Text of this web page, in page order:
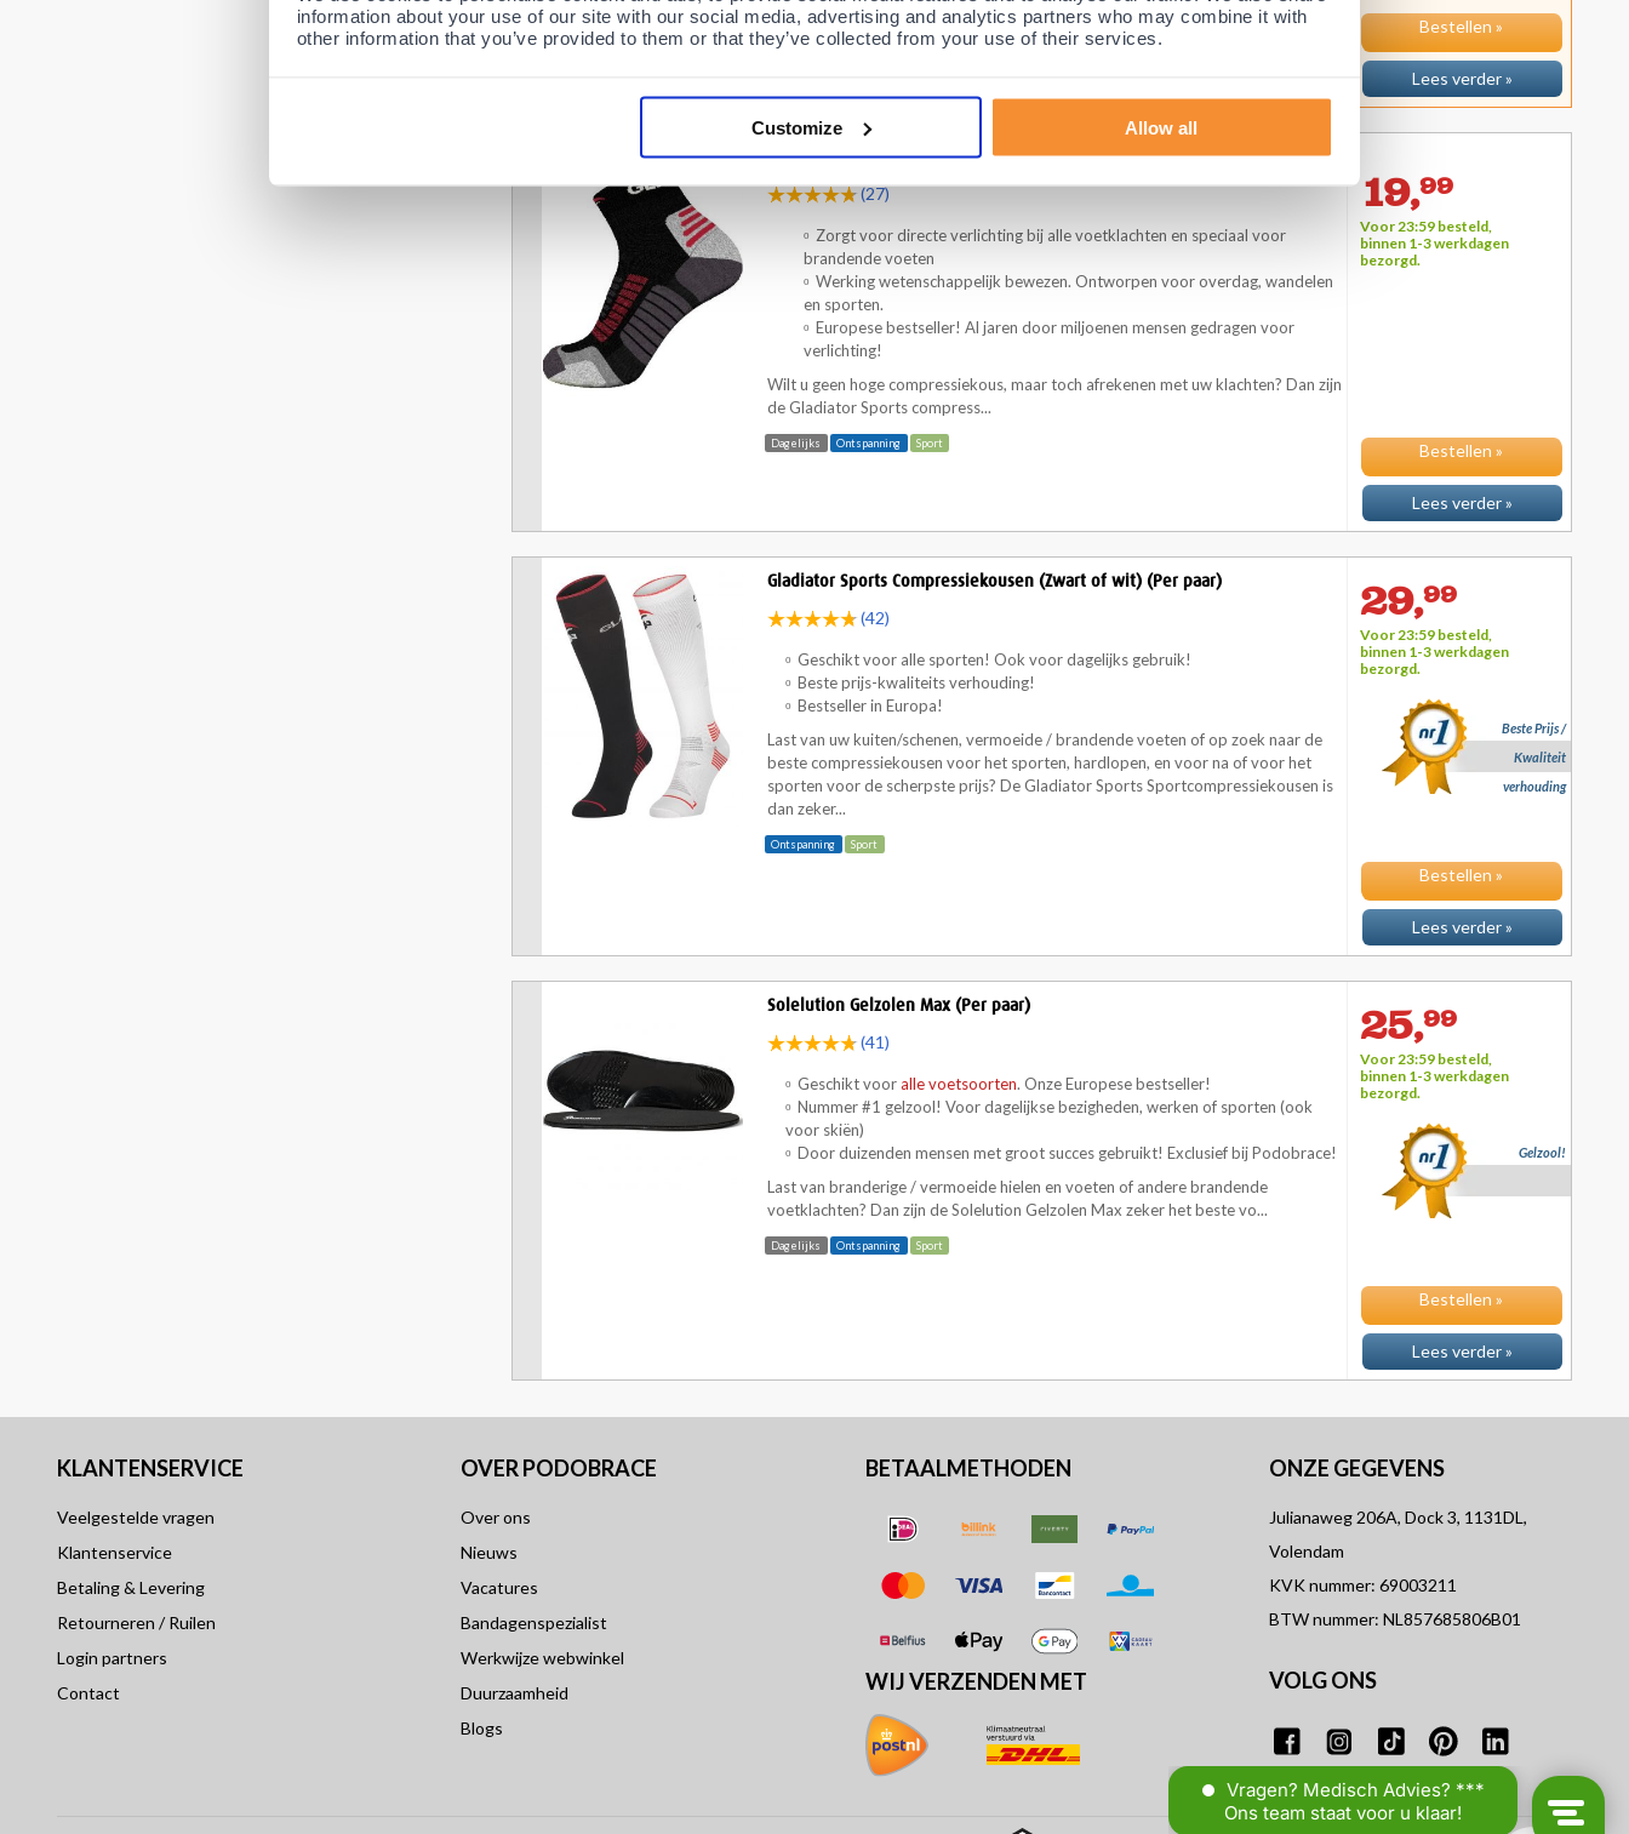
information about your use of our site with our social media, advertising and analytics partners who may combine it with
other information that you’ve provided to them or that they’ve collected from your use of their services.
Customize Allow all
Bestellen »
Lees verder »
Gladiator Sports Compressiesokken (per paar)
(27)
Dagelijks Ontspanning Sport
Zorgt voor directe verlichting bij alle voetklachten en speciaal voor
brandende voeten
Werking wetenschappelijk bewezen. Ontworpen voor overdag, wandelen
en sporten.
Europese bestseller! Al jaren door miljoenen mensen gedragen voor
verlichting!
Wilt u geen hoge compressiekous, maar toch afrekenen met uw klachten? Dan zijn
de Gladiator Sports compress...
19,99
Voor 23:59 besteld,
binnen 1-3 werkdagen
bezorgd.
Bestellen »
Lees verder »
Beste Prijs /
Kwaliteit
verhouding
Gladiator Sports Compressiekousen (Zwart of wit) (Per paar)
(42)
Ontspanning Sport
Geschikt voor alle sporten! Ook voor dagelijks gebruik!
Beste prijs-kwaliteits verhouding!
Bestseller in Europa!
Last van uw kuiten/schenen, vermoeide / brandende voeten of op zoek naar de
beste compressiekousen voor het sporten, hardlopen, en voor na of voor het
sporten voor de scherpste prijs? De Gladiator Sports Sportcompressiekousen is
dan zeker...
29,99
Voor 23:59 besteld,
binnen 1-3 werkdagen
bezorgd.
Bestellen »
Lees verder »
Gelzool!
Solelution Gelzolen Max (Per paar)
(41)
Dagelijks Ontspanning Sport
Geschikt vooralle voetsoorten. Onze Europese bestseller!
Nummer #1 gelzool! Voor dagelijkse bezigheden, werken of sporten (ook
voor skiën)
Door duizenden mensen met groot succes gebruikt! Exclusief bij Podobrace!
Last van branderige / vermoeide hielen en voeten of andere brandende
voetklachten? Dan zijn deSolelution Gelzolen Max zeker het beste vo...
25,99
Voor 23:59 besteld,
binnen 1-3 werkdagen
bezorgd.
Bestellen »
Lees verder »
KLANTENSERVICE
Veelgestelde vragen
Klantenservice
Betaling & Levering
Retourneren / Ruilen
Login partners
Contact
OVER PODOBRACE
Over ons
Nieuws
Vacatures
Bandagenspezialist
Werkwijze webwinkel
Duurzaamheid
Blogs
BETAALMETHODEN
WIJ VERZENDEN MET
ONZE GEGEVENS
Julianaweg 206A, Dock 3, 1131DL,
Volendam
KVK nummer: 69003211
BTW nummer: NL857685806B01
VOLG ONS